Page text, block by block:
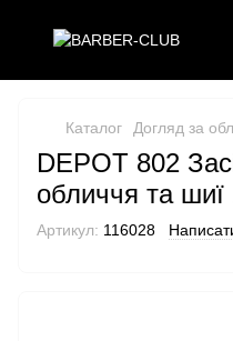
Каталог Догляд за
DEPOT 802
обличчя та
Артикул: 116028